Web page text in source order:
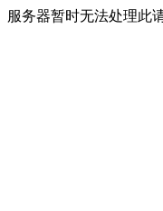
服务器暂时无法处理此